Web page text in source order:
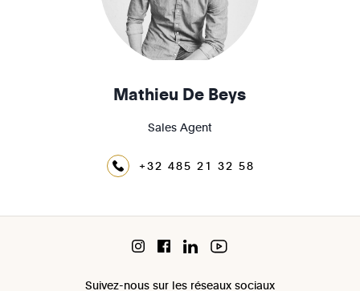
Mathieu De Beys
Sales Agent
+32 485 21 32 58
Suivez-nous sur les réseaux sociaux